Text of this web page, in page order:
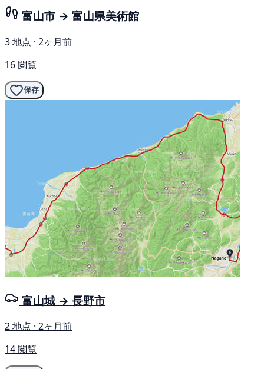
富山市 → 富山県美術館
3 地点 · 2ヶ月前
16 閲覧
保存
富山城 → 長野市
2 地点 · 2ヶ月前
14 閲覧